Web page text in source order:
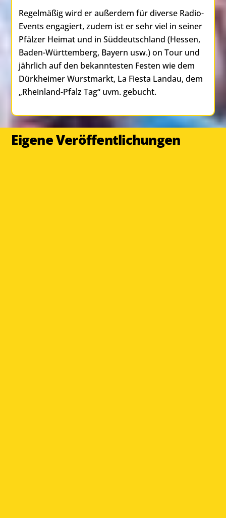
Regelmäßig wird er außerdem für diverse Radio-
Events engagiert, zudem ist er sehr viel in seiner
Pfälzer Heimat und in Süddeutschland (Hessen,
Baden-Württemberg, Bayern usw.) on Tour und
jährlich auf den bekanntesten Festen wie dem
Dürkheimer Wurstmarkt, La Fiesta Landau, dem
„Rheinland-Pfalz Tag“ uvm. gebucht.
Eigene Veröffentlichungen